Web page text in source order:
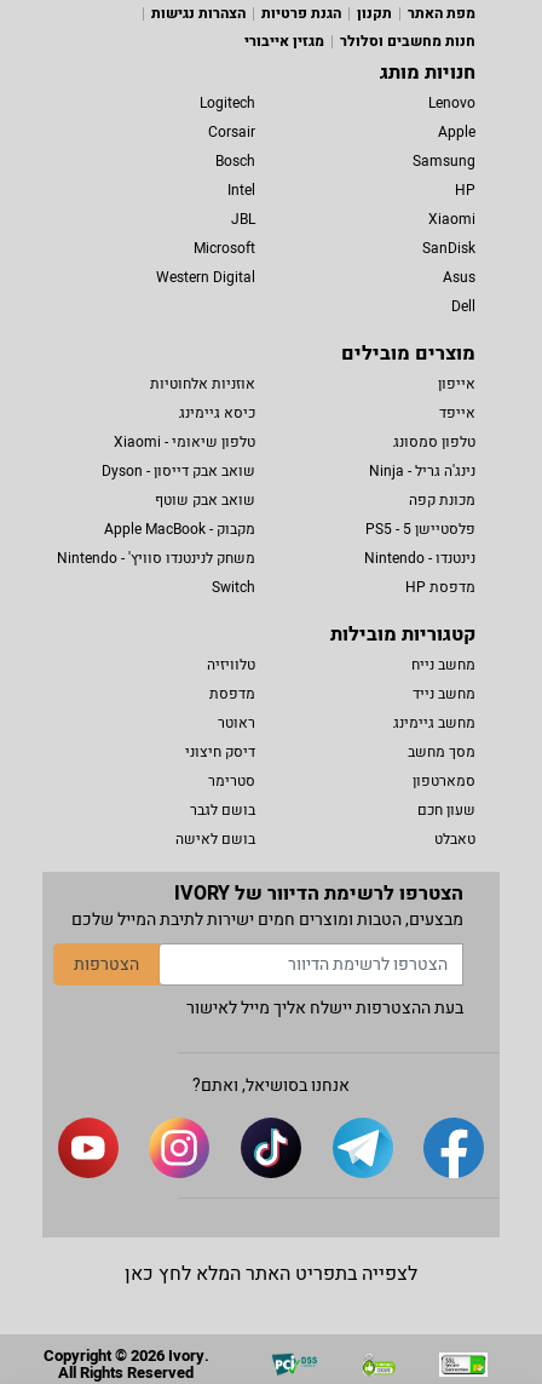
מפת האתר
תקנון הגנת פרטיות
הצהרות נגישות
חנות מחשבים וסלולר
מגזין אייבורי
חנויות מותג
Lenovo
Apple
Samsung
HP
Xiaomi
SanDisk
Asus
Dell
Logitech
Corsair
Bosch
Intel
JBL
Microsoft
Western Digital
מוצרים מובילים
אייפון
אייפד
טלפון סמסונג
נינג'ה גריל - Ninja
מכונת קפה
פלסטיישן 5 - PS5
נינטנדו - Nintendo
מדפסת HP
אוזניות אלחוטיות
כיסא גיימינג
טלפון שיאומי - Xiaomi
שואב אבק דייסון - Dyson
שואב אבק שוטף
מקבוק - Apple MacBook
משחק לנינטנדו סוויץ' - Nintendo
Switch
קטגוריות מובילות
מחשב נייח
מחשב נייד
מחשב גיימינג
מסך מחשב
סמארטפון
שעון חכם
טאבלט
טלוויזיה
מדפסת
ראוטר
דיסק חיצוני
סטרימר
בושם לגבר
בושם לאישה
הצטרפו לרשימת הדיוור של IVORY
מבצעים, הטבות ומוצרים חמים ישירות לתיבת המייל שלכם
הצטרפות
בעת ההצטרפות יישלח אליך מייל לאישור
אנחנו בסושיאל, ואתם?
לצפייה בתפריט האתר המלא לחץ כאן
Copyright © 2026 Ivory.
All Rights Reserved